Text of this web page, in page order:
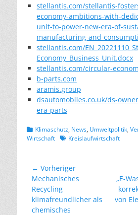
stellantis.com/stellantis-
economy-ambitions-with-
unit-to-power-new-era-of-
manufacturing-and-
stellantis.com/
Economy_Business_Unit.docx
stellantis.com/circular-
b-parts.com
aramis.group
dsautomobiles.co.uk/ds-
era-parts
Kategorien
Klimaschutz, News, Umweltpolitik,
Wirtschaft Schlagworte
Kreislaufwirtschaft
Beitragsnavigation
← Vorheriger
Vorheriger
Beitrag:
Mechanisches
Recycling
klimafreundlicher als
chemisches
Beitrag:
„E-
von